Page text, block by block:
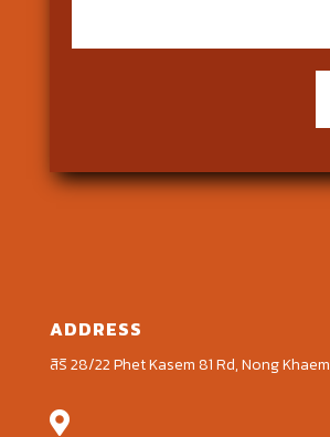
ADDRESS
สิริ 28/22 Phet Kasem 81 Rd, Nong
